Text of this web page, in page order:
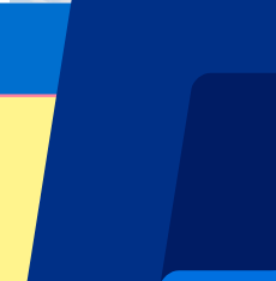
Formel 1
Was sind die besten Tribünen beim